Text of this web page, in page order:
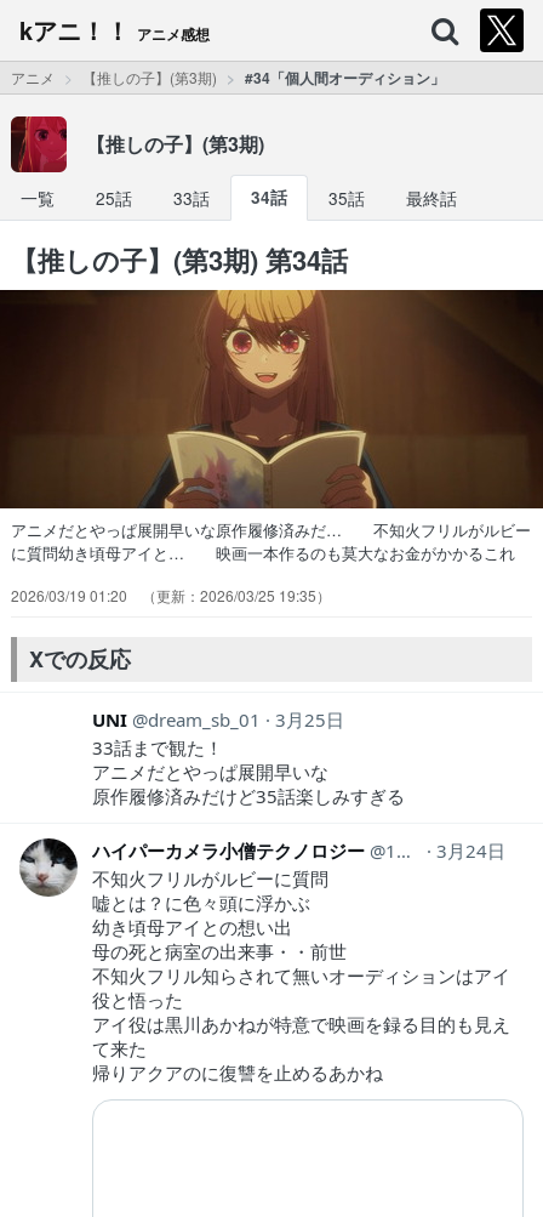
kアニ！！ アニメ感想
アニメ 【推しの子】(第3期) #34「個人間オーディション」
【推しの子】(第3期)
一覧 25話 33話 34話 35話 最終話
【推しの子】(第3期) 第34話
アニメだとやっぱ展開早いな原作履修済みだ… 不知火フリルがルビー
に質問幼き頃母アイと… 映画一本作るのも莫大なお金がかかるこれ
えよといつも呆れ顔だけど復讐… "7話"以来の伝説が帰ってきた再び
ーディション俺「こにんげんオーデ… 個人間オーディションの結果、
アイ役はルビ… かなちゃんのアイドル辞めて女優一本って寂…
2026/03/19 01:20 2026/03/25 19:35
Xでの反応
UNI dream_sb_01
3月25日
33話まで観た！
アニメだとやっぱ展開早いな
原作履修済みだけど35話楽しみすぎる
ハイパーカメラ小僧テクノロジー 1HsZQ7hOhacW9TN
3月24日
不知火フリルがルビーに質問
嘘とは？に色々頭に浮かぶ
幼き頃母アイとの想い出
母の死と病室の出来事・・前世
不知火フリル知らされて無いオーディションはアイ
役と悟った
アイ役は黒川あかねが特意で映画を録る目的も見え
て来た
帰りアクアのに復讐を止めるあかね